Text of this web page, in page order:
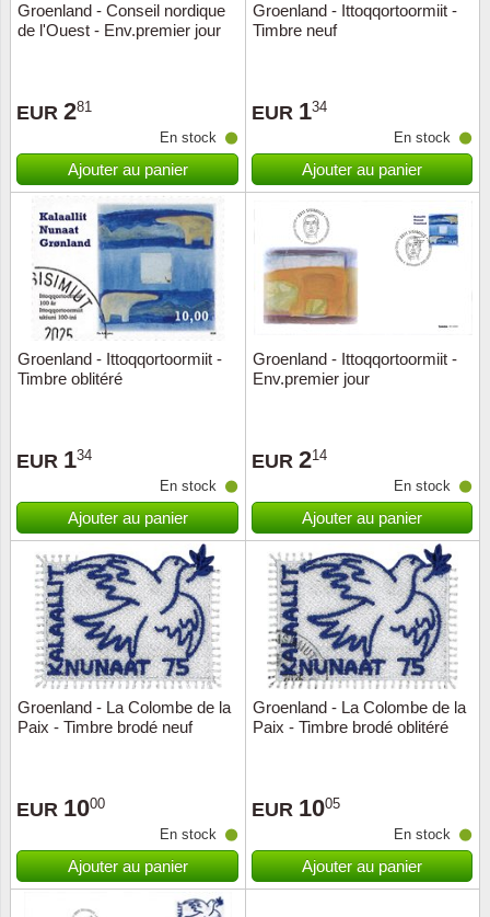
Groenland - Conseil nordique
de l'Ouest - Env.premier jour
EUR 281
En stock
Ajouter au panier
Groenland - Ittoqqortoormiit -
Timbre neuf
EUR 134
En stock
Ajouter au panier
Groenland - Ittoqqortoormiit -
Timbre oblitéré
EUR 134
En stock
Ajouter au panier
Groenland - Ittoqqortoormiit -
Env.premier jour
EUR 214
En stock
Ajouter au panier
Groenland - La Colombe de la
Paix - Timbre brodé neuf
EUR 1000
En stock
Ajouter au panier
Groenland - La Colombe de la
Paix - Timbre brodé oblitéré
EUR 1005
En stock
Ajouter au panier